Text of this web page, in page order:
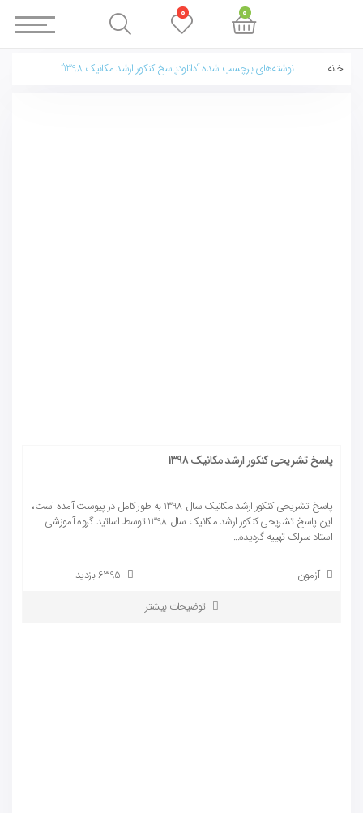
خانه نوشته‌های برچسب شده “دانلودپاسخ کنکور ارشد مکانیک 1398”
پاسخ تشریحی کنکور ارشد مکانیک 1398
پاسخ تشریحی کنکور ارشد مکانیک سال 1398 به طور کامل در پیوست آمده است،
این پاسخ تشریحی کنکور ارشد مکانیک سال 1398 توسط اساتید گروه آموزشی
استاد سرلک تهییه گردیده...
آزمون
توضیحات بیشتر
0
0